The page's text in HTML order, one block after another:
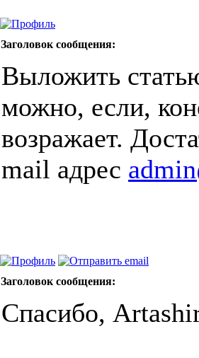
Заголовок сообщения:
Выложить
можно, если,
возражает.
mail адрес
Заголовок сообщения:
Спасибо,